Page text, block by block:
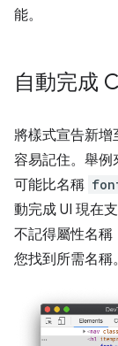
能。
自動完成
將樣式宣告新增
容易記住。舉例
可能比名稱
動完成 UI 現在
不記得屬性名稱
您找到所需名稱。